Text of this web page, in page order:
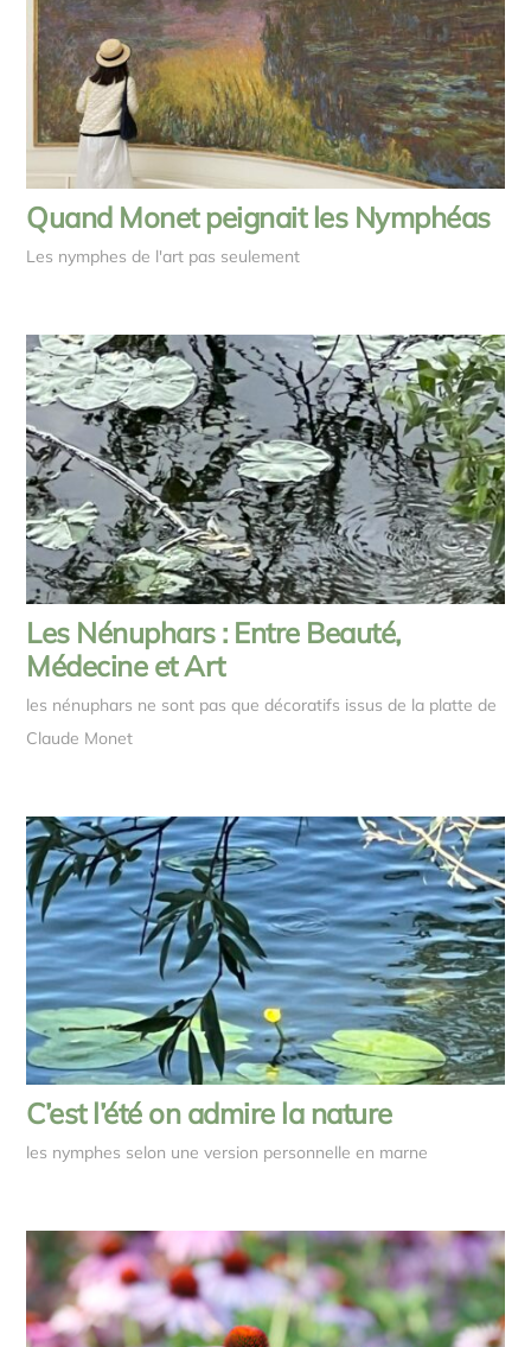
Quand Monet peignait les Nymphéas
Les nymphes de l'art pas seulement
Les Nénuphars : Entre Beauté,
Médecine et Art
les nénuphars ne sont pas que décoratifs issus de la platte de
Claude Monet
C’est l’été on admire la nature
les nymphes selon une version personnelle en marne